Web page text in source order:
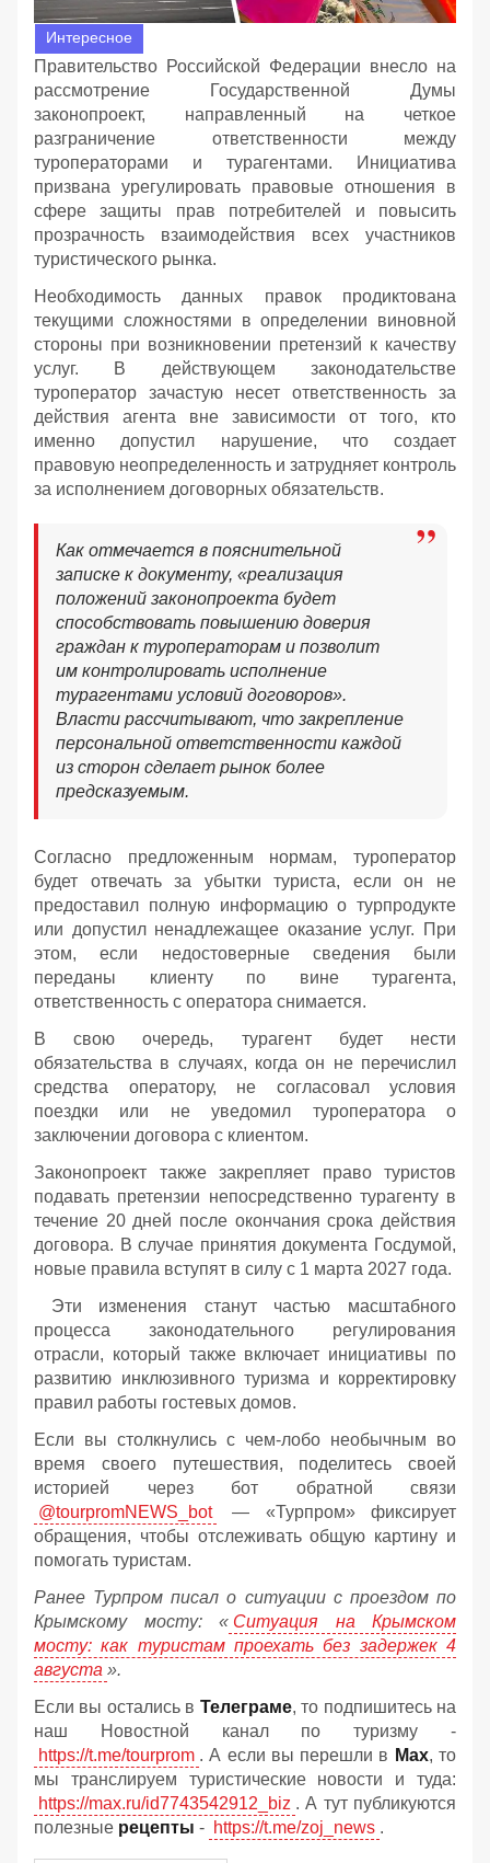
Интересное
Правительство Российской Федерации внесло на
рассмотрение Государственной Думы
законопроект, направленный на четкое
разграничение ответственности между
туроператорами и турагентами. Инициатива
призвана урегулировать правовые отношения в
сфере защиты прав потребителей и повысить
прозрачность взаимодействия всех участников
туристического рынка.
Необходимость данных правок продиктована
текущими сложностями в определении виновной
стороны при возникновении претензий к качеству
услуг. В действующем законодательстве
туроператор зачастую несет ответственность за
действия агента вне зависимости от того, кто
именно допустил нарушение, что создает
правовую неопределенность и затрудняет контроль
за исполнением договорных обязательств.
Как отмечается в пояснительной
записке к документу, «реализация
положений законопроекта будет
способствовать повышению доверия
граждан к туроператорам и позволит
им контролировать исполнение
турагентами условий договоров».
Власти рассчитывают, что закрепление
персональной ответственности каждой
из сторон сделает рынок более
предсказуемым.
Согласно предложенным нормам, туроператор
будет отвечать за убытки туриста, если он не
предоставил полную информацию о турпродукте
или допустил ненадлежащее оказание услуг. При
этом, если недостоверные сведения были
переданы клиенту по вине турагента,
ответственность с оператора снимается.
В свою очередь, турагент будет нести
обязательства в случаях, когда он не перечислил
средства оператору, не согласовал условия
поездки или не уведомил туроператора о
заключении договора с клиентом.
Законопроект также закрепляет право туристов
подавать претензии непосредственно турагенту в
течение 20 дней после окончания срока действия
договора. В случае принятия документа Госдумой,
новые правила вступят в силу с 1 марта 2027 года.
Эти изменения станут частью масштабного
процесса законодательного регулирования
отрасли, который также включает инициативы по
развитию инклюзивного туризма и корректировку
правил работы гостевых домов.
Если вы столкнулись с чем-лобо необычным во
время своего путешествия, поделитесь своей
историей через бот обратной связи
@tourpromNEWS_bot
— «Турпром» фиксирует
обращения, чтобы отслеживать общую картину и
помогать туристам.
Ранее Турпром писал о ситуации с проездом по
Крымскому мосту: « Ситуация на Крымском
мосту: как туристам проехать без задержек 4
августа ».
Если вы остались в Телеграме, то подпишитесь на
наш Новостной канал по туризму -
https://t.me/tourprom . А если вы перешли в Мах, то
мы транслируем туристические новости и туда:
https://max.ru/id7743542912_biz . А тут публикуются
полезные рецепты - https://t.me/zoj_news .